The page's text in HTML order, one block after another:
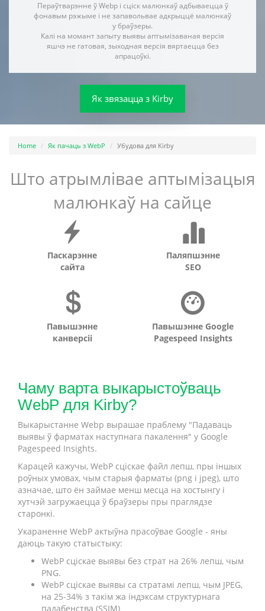
Пераўтварэнне ў Webp і сціск малюнкаў адбываецца ў
фонавым рэжыме і не запавольвае адкрыццё малюнкаў
у браўзеры.
Калі на момант запыту выявы аптымізаваная версія
яшчэ не гатовая, зыходная версія вяртаецца без
апрацоўкі.
Як звязацца з Kirby
Home Як пачаць з WebP Убудова для Kirby
Што атрымлівае аптымізацыя
малюнкаў на сайце
Паскарэнне
сайта
Паляпшэнне
SEO
Павышэнне
канверсіі
Павышэнне Google
Pagespeed Insights
Чаму варта выкарыстоўваць
WebP для Kirby?
Выкарыстанне Webp вырашае праблему "Падаваць
выявы ў фарматах наступнага пакалення" у Google
Pagespeed Insights.
Карацей кажучы, WebP сціскае файл лепш, пры іншых
роўных умовах, чым старыя фарматы (png і jpeg), што
азначае, што ён займае менш месца на хостынгу і
хутчэй загружаецца ў браўзеры пры праглядзе
старонкі.
Укараненне WebP актыўна прасоўвае Google - яны
даюць такую статыстыку:
WebP сціскае выявы без страт на 26% лепш, чым
PNG.
WebP сціскае выявы са стратамі лепш, чым JPEG,
на 25-34% з такім жа індэксам структурнага
падабенства (SSIM)